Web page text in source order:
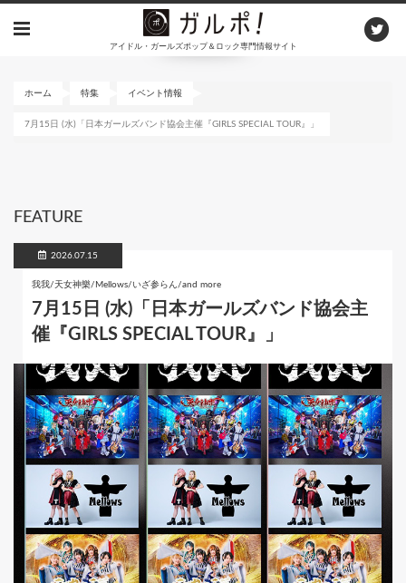
アイドル・ガールズポップ＆ロック専門情報サイト
ホーム 特集 イベント情報
7月15日 (水)「日本ガールズバンド協会主催『GIRLS SPECIAL TOUR』」
FEATURE
2026.07.15
我我/天女神樂/Mellows/いざ参らん/and more
7月15日 (水)「日本ガールズバンド協会主
催『GIRLS SPECIAL TOUR』」